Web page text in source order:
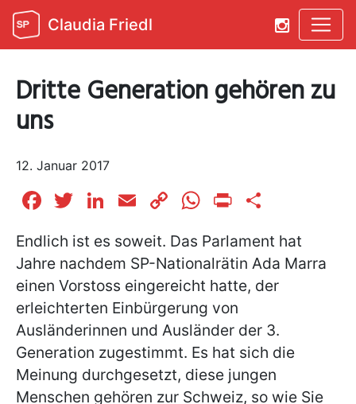
Claudia Friedl
Dritte Generation gehören zu
uns
12. Januar 2017
Facebook
Twitter
LinkedIn
EmailCopyWhatsApp
Print
Endlich ist es soweit. Das Parlament hat
Jahre nachdem SP-Nationalrätin Ada Marra
einen Vorstoss eingereicht hatte, der
erleichterten Einbürgerung von
Ausländerinnen und Ausländer der 3.
Generation zugestimmt. Es hat sich die
Meinung durchgesetzt, diese jungen
Menschen gehören zur Schweiz, so wie Sie